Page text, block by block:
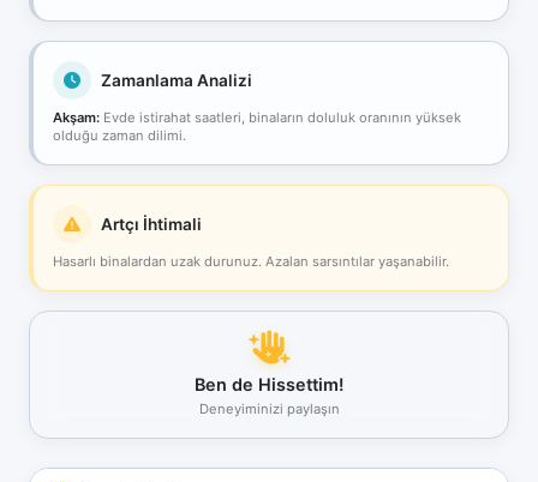
Zamanlama Analizi
Akşam: Evde istirahat saatleri, binaların doluluk oranının yüksek
olduğu zaman dilimi.
Artçı İhtimali
Hasarlı binalardan uzak durunuz. Azalan sarsıntılar yaşanabilir.
Ben de Hissettim!
Deneyiminizi paylaşın